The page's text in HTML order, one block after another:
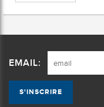
EMAIL: